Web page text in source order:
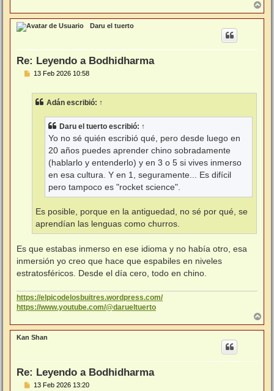
r
r
Daru el tuerto
Re: Leyendo a Bodhidharma
M13 Feb 2026 10:58
Adán escribió: ↑
Daru el tuerto escribió: ↑
Yo no sé quién escribió qué, pero desde luego en
20 años puedes aprender chino sobradamente
(hablarlo y entenderlo) y en 3 o 5 si vives inmerso
en esa cultura. Y en 1, seguramente... Es difícil
pero tampoco es "rocket science".
Es posible, porque en la antiguedad, no sé por qué, se
aprendían las lenguas como churros.
Es que estabas inmerso en ese idioma y no había otro, esa
inmersión yo creo que hace que espabiles en niveles
estratosféricos. Desde el día cero, todo en chino.
https://elpicodelosbuitres.wordpress.com/
https://www.youtube.com/@darueltuerto
r
r
Kan Shan
Re: Leyendo a Bodhidharma
M13 Feb 2026 13:20